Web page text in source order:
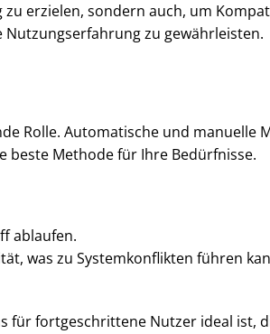
erzielen, sondern auch, um
Nutzungserfahrung zu gewährleisten.
Rolle. Automatische und manuelle
beste Methode für Ihre Bedürfnisse.
ablaufen.
was zu Systemkonflikten führen
für fortgeschrittene Nutzer ideal ist,